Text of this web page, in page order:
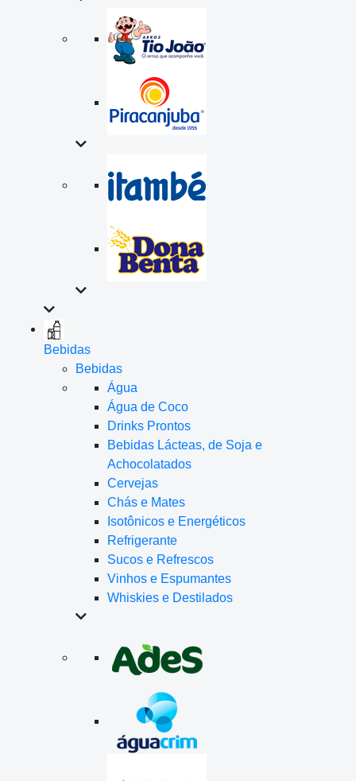
Bebidas
Bebidas
Água
Água de Coco
Drinks Prontos
Bebidas Lácteas, de Soja e
Achocolatados
Cervejas
Chás e Mates
Isotônicos e Energéticos
Refrigerante
Sucos e Refrescos
Vinhos e Espumantes
Whiskies e Destilados